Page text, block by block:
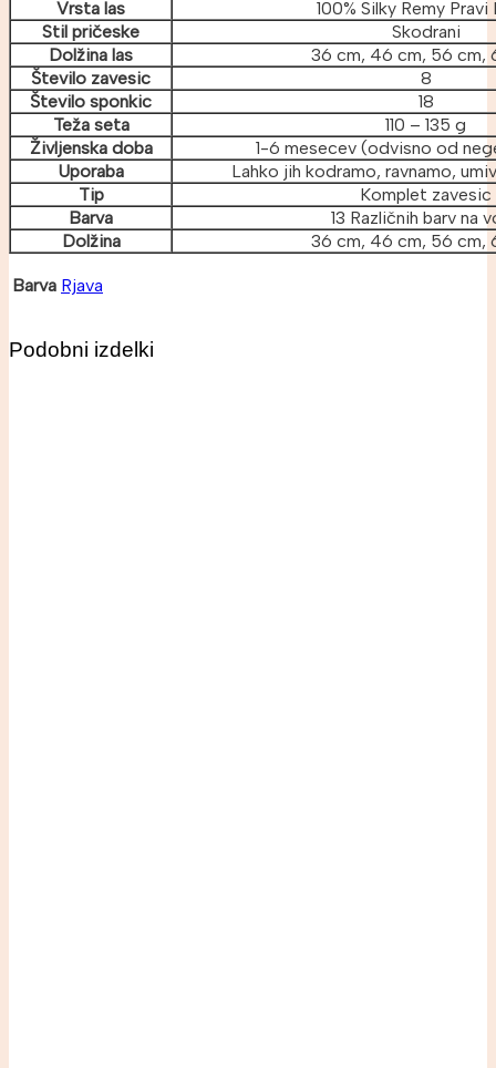
Vrsta las
100% Silky Remy Pravi
Stil pričeske
Skodrani
Dolžina las
36 cm, 46 cm, 56 cm,
Število zavesic
8
Število sponkic
18
Teža seta
110 – 135 g
Življenska doba
1-6 mesecev (odvisno od
Uporaba
Lahko jih kodramo, ravnamo,
Tip
Komplet zavesic
Barva
13 Različnih barv na
Dolžina
36 cm, 46 cm, 56 cm,
Barva Rjava
Podobni izdelki